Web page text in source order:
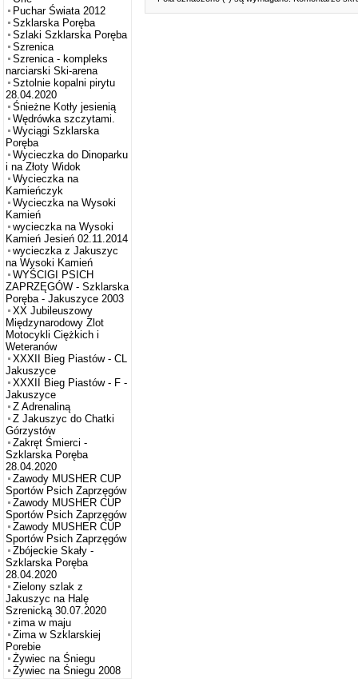
Puchar Świata 2012
Szklarska Poręba
Szlaki Szklarska Poręba
Szrenica
Szrenica - kompleks
narciarski Ski-arena
Sztolnie kopalni pirytu
28.04.2020
Śnieżne Kotły jesienią
Wędrówka szczytami.
Wyciągi Szklarska
Poręba
Wycieczka do Dinoparku
i na Złoty Widok
Wycieczka na
Kamieńczyk
Wycieczka na Wysoki
Kamień
wycieczka na Wysoki
Kamień Jesień 02.11.2014
wycieczka z Jakuszyc
na Wysoki Kamień
WYŚCIGI PSICH
ZAPRZĘGÓW - Szklarska
Poręba - Jakuszyce 2003
XX Jubileuszowy
Międzynarodowy Zlot
Motocykli Ciężkich i
Weteranów
XXXII Bieg Piastów - CL
Jakuszyce
XXXII Bieg Piastów - F -
Jakuszyce
Z Adrenaliną
Z Jakuszyc do Chatki
Górzystów
Zakręt Śmierci -
Szklarska Poręba
28.04.2020
Zawody MUSHER CUP
Sportów Psich Zaprzęgów
Zawody MUSHER CUP
Sportów Psich Zaprzęgów
Zawody MUSHER CUP
Sportów Psich Zaprzęgów
Zbójeckie Skały -
Szklarska Poręba
28.04.2020
Zielony szlak z
Jakuszyc na Halę
Szrenicką 30.07.2020
zima w maju
Zima w Szklarskiej
Porebie
Żywiec na Śniegu
Żywiec na Śniegu 2008